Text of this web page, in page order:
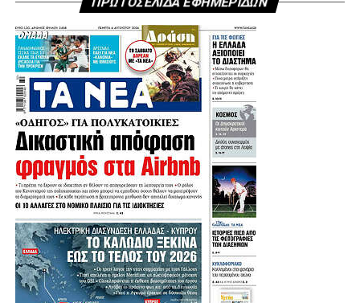
να μαίνεται ανεξέλεγκτη.
Ο Γρηγόρης Γουρδομιχάλης, πρόεδρος του ΠΕΣΥΔΑΠ –
ΔΙΚΕΠΑΖ, ο οποίος συντονίζει την προσπάθεια, τονίζει:
«Συνεχίζουμε την προσπάθεια σε συνεργασία με τους
δήμους. Για ακόμη μία φορά ευχαριστώ από καρδιάς τους
εθελοντές και τους εργαζομένους μας, που συμμετείχαν
στην επιχείρηση εκτός του ωραρίου τους».
.
.